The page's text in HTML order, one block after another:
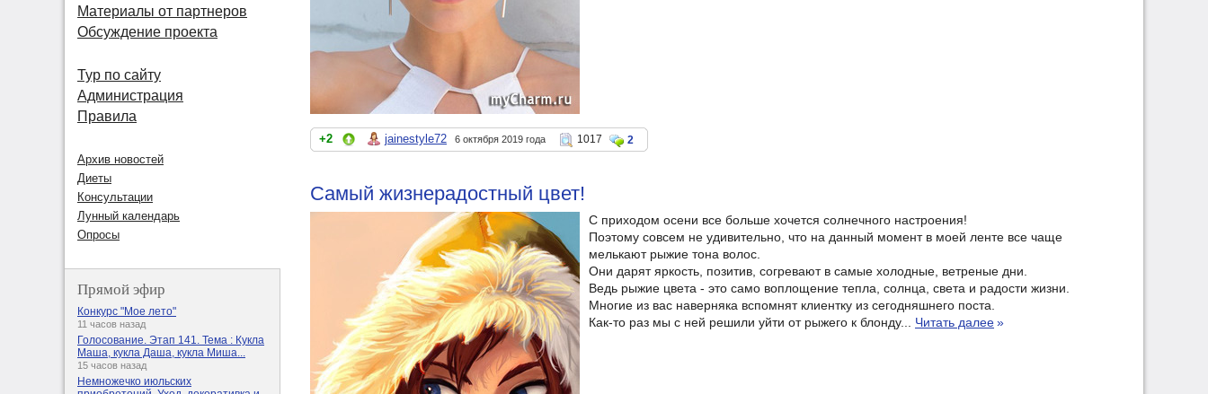
+2 jainestyle72 6 октября 2019 года 1017 2
Самый жизнерадостный цвет!
С приходом осени все больше хочется солнечного настроения!
Поэтому совсем не удивительно, что на данный момент в моей ленте все чаще
мелькают рыжие тона волос.
Они дарят яркость, позитив, согревают в самые холодные, ветреные дни.
Ведь рыжие цвета - это само воплощение тепла, солнца, света и радости жизни.
Многие из вас наверняка вспомнят клиентку из сегодняшнего поста.
Как-то раз мы с ней решили уйти от рыжего к блонду... Читать далее»
Материалы от партнеров
Обсуждение проекта
Тур по сайту
Администрация
Правила
Архив новостей
Диеты
Консультации
Лунный календарь
Опросы
Прямой эфир
Конкурс "Мое лето"
11 часов назад
Голосование. Этап 141. Тема : Кукла
Маша, кукла Даша, кукла Миша...
15 часов назад
Немножечко июльских